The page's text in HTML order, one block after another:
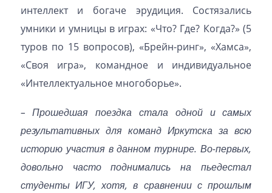
интеллект и богаче эрудиция. Состязались
умники и умницы в играх: «Что? Где? Когда?» (5
туров по 15 вопросов), «Брейн-ринг», «Хамса»,
«Своя игра», командное и индивидуальное
«Интеллектуальное многоборье».
– Прошедшая поездка стала одной и самых
результативных для команд Иркутска за всю
историю участия в данном турнире. Во-первых,
довольно часто поднимались на пьедестал
студенты ИГУ, хотя, в сравнении с прошлым